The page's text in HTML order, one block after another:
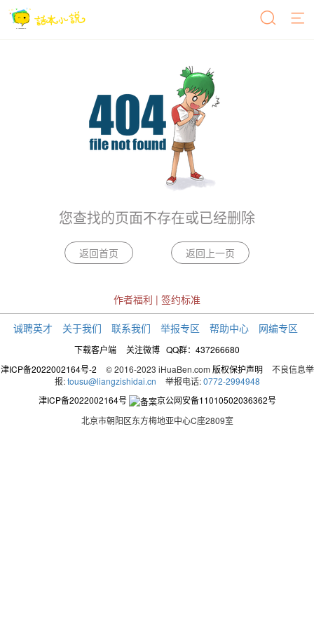
您查找的页面不存在或已经删除
作者福利 | 签约标准
诚聘英才 关于我们 联系我们 举报专区 帮助中心 网编专区
下载客户端 关注微博 QQ群：437266680
津ICP备2022002164号-2
© 2016-2023 iHuaBen.com 版权保护声明
不良信息举
报: tousu@liangzishidai.cn 举报电话: 0772-2994948
津ICP备2022002164号
京公网安备11010502036362号
北京市朝阳区东方梅地亚中心C座2809室